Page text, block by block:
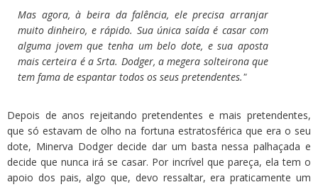
Mas agora, à beira da falência, ele precisa arranjar
muito dinheiro, e rápido. Sua única saída é casar com
alguma jovem que tenha um belo dote, e sua aposta
mais certeira é a Srta. Dodger, a megera solteirona que
tem fama de espantar todos os seus pretendentes."
Depois de anos rejeitando pretendentes e mais pretendentes,
que só estavam de olho na fortuna estratosférica que era o seu
dote, Minerva Dodger decide dar um basta nessa palhaçada e
decide que nunca irá se casar. Por incrível que pareça, ela tem o
apoio dos pais, algo que, devo ressaltar, era praticamente um